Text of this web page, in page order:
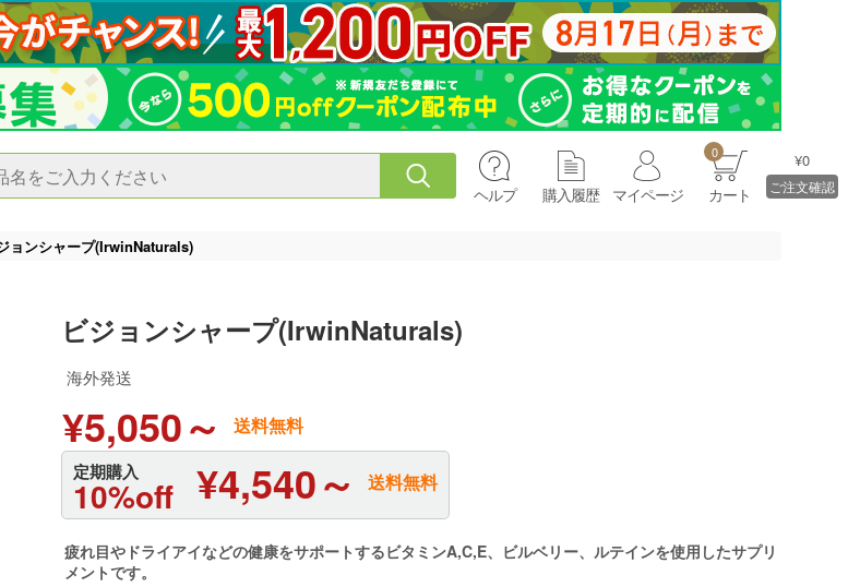
ヘルプ 購入履歴 マイページ
0
カート
¥0
ご注文確認
ョンシャープ(IrwinNaturals)
ビジョンシャープ(IrwinNaturals)
海外発送
¥5,050～ 送料無料
定期購入
10%off ¥4,540～ 送料無料
疲れ目やドライアイなどの健康をサポートするビタミンA,C,E、ビルベリー、ルテインを使用したサプリ
メントです。